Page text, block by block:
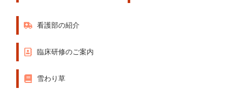
看護部の紹介
臨床研修のご案内
雪わり草